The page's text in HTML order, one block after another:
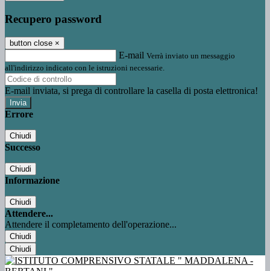
Recupero password
button close ×
E-mail Verrà inviato un messaggio
all'indirizzo indicato con le istruzioni necessarie.
E-mail inviata, si prega di controllare la casella di posta elettronica!
Errore
Chiudi
Successo
Chiudi
Informazione
Chiudi
Attendere...
Attendere il completamento dell'operazione...
Chiudi
Chiudi